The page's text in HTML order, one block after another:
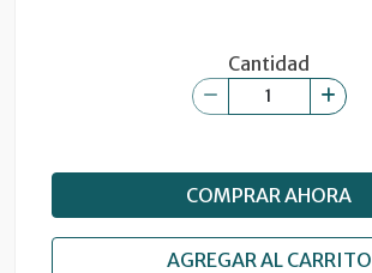
Cantidad
COMPRAR AHORA
AGREGAR AL CARRITO